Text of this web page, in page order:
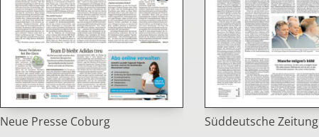
Neue Presse Coburg Süddeutsche Zeitung